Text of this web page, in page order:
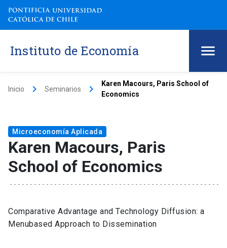
Instituto de Economía
Inicio keyboard_arrow_right Seminarios keyboard_arrow_right
Karen Macours, Paris School of
Economics
Microeconomía Aplicada
Karen Macours, Paris
School of Economics
Comparative Advantage and Technology Diffusion: a
Menubased Approach to Dissemination